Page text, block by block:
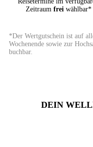
Zeitraum freiwählbar*
*Der Wertgutschein ist auf
Wochenende sowie zur
buchbar.
DEIN